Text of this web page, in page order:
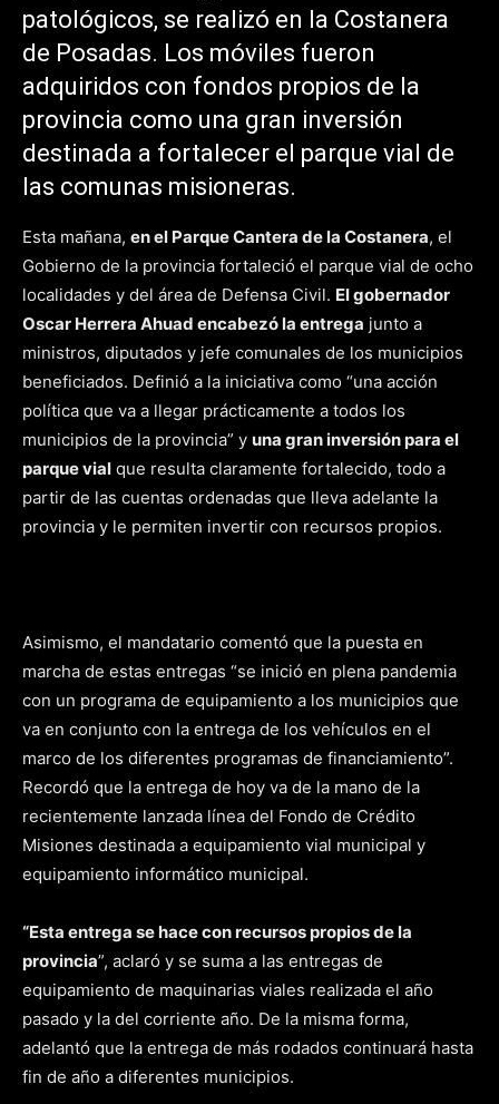
patológicos, se realizó en la Costanera
de Posadas. Los móviles fueron
adquiridos con fondos propios de la
provincia como una gran inversión
destinada a fortalecer el parque vial de
las comunas misioneras.
Esta mañana, en el Parque Cantera de la Costanera, el
Gobierno de la provincia fortaleció el parque vial de ocho
localidades y del área de Defensa Civil. El gobernador
Oscar Herrera Ahuad encabezó la entrega junto a
ministros, diputados y jefe comunales de los municipios
beneficiados. Definió a la iniciativa como “una acción
política que va a llegar prácticamente a todos los
municipios de la provincia” y una gran inversión para el
parque vial que resulta claramente fortalecido, todo a
partir de las cuentas ordenadas que lleva adelante la
provincia y le permiten invertir con recursos propios.
Asimismo, el mandatario comentó que la puesta en
marcha de estas entregas “se inició en plena pandemia
con un programa de equipamiento a los municipios que
va en conjunto con la entrega de los vehículos en el
marco de los diferentes programas de financiamiento”.
Recordó que la entrega de hoy va de la mano de la
recientemente lanzada línea del Fondo de Crédito
Misiones destinada a equipamiento vial municipal y
equipamiento informático municipal.
“Esta entrega se hace con recursos propios de la
provincia”, aclaró y se suma a las entregas de
equipamiento de maquinarias viales realizada el año
pasado y la del corriente año. De la misma forma,
adelantó que la entrega de más rodados continuará hasta
fin de año a diferentes municipios.